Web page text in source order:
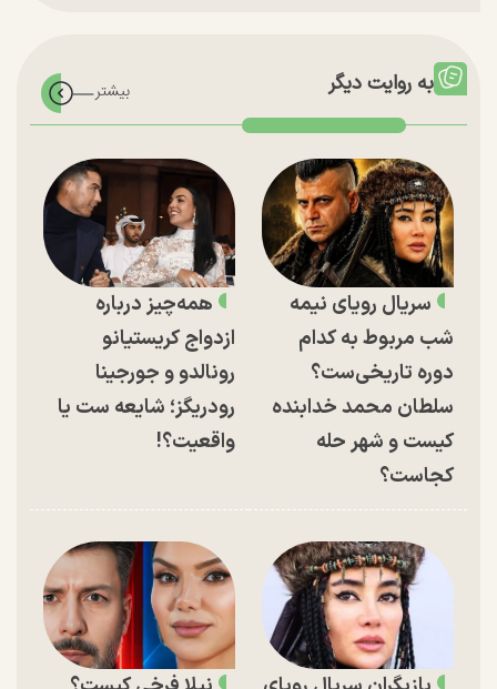
به روایت دیگر
سریال رویای نیمه
شب مربوط به کدام
دوره تاریخی‌ست؟
سلطان محمد خدابنده
کیست و شهر حله
کجاست؟
همه‌چیز درباره
ازدواج کریستیانو
رونالدو و جورجینا
رودریگز؛ شایعه ست یا
واقعیت؟!